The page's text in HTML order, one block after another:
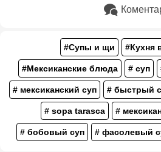
#Супы и щи #Кухня
#Мексиканские блюда # суп
# мексиканский суп # быстрый
# sopa tarasca #
# бобовый суп # фасолевый